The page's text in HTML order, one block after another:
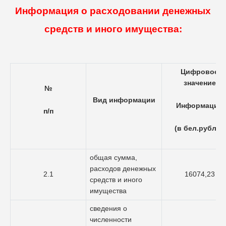
Информация о расходовании денежных
средств и иного имущества:
№
п/п
Вид информации
Цифровое
значение
Информации
(в бел.рублях
2.1
общая сумма,
расходов денежных
средств и иного
имущества
16074,23
сведения о
численности